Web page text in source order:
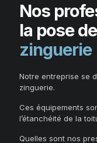
Nos
la pose
zinguerie
Notre entreprise se
zinguerie.
Ces équipements
l’étanchéité de la
Quelles sont nos